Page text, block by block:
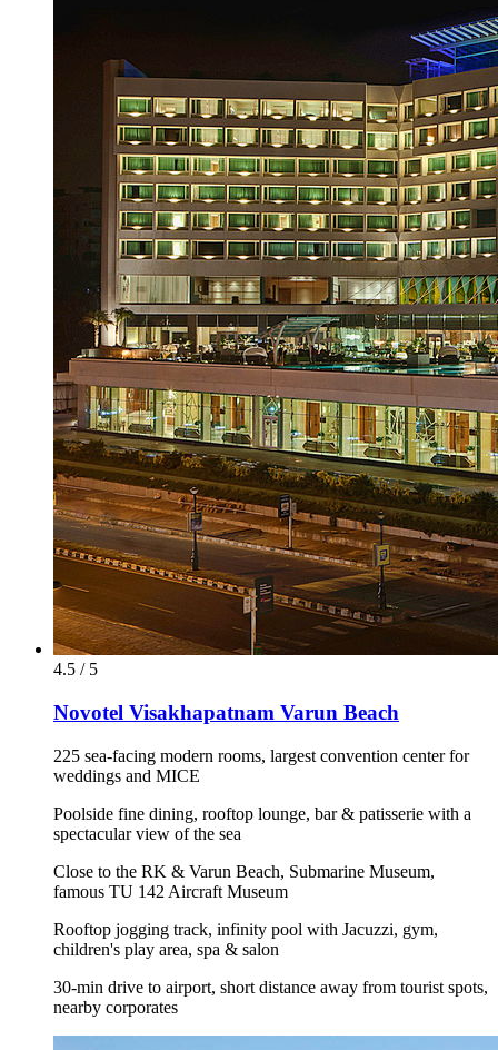
4.5 / 5
Novotel Visakhapatnam Varun Beach
225 sea-facing modern rooms, largest convention center for
weddings and MICE
Poolside fine dining, rooftop lounge, bar & patisserie with a
spectacular view of the sea
Close to the RK & Varun Beach, Submarine Museum,
famous TU 142 Aircraft Museum
Rooftop jogging track, infinity pool with Jacuzzi, gym,
children's play area, spa & salon
30-min drive to airport, short distance away from tourist spots,
nearby corporates